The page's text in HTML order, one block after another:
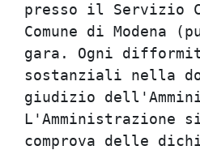
presso il
Comune di
gara. Ogni
sostanziali nella
comprova